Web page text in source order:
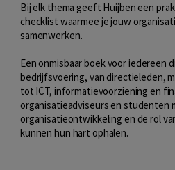
Bij elk thema geeft Huijben een
checklist waarmee je jouw
samenwerken.
Een onmisbaar boek voor iedereen
bedrijfsvoering, van directieleden,
tot ICT, informatievoorziening en
organisatieadviseurs en studenten
organisatieontwikkeling en de rol
kunnen hun hart ophalen.